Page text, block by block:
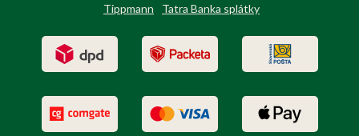
Tippmann
Tatra Banka splátky